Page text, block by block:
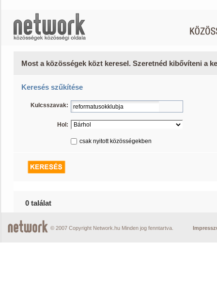
Most a közösségek közt keresel. Szeretnéd kibővíteni a
Keresés szűkítése
Kulcsszavak:
Hol:
csak nyitott közösségekben
0 találat
© 2007 Copyright Network.hu Minden jog fenntartva.